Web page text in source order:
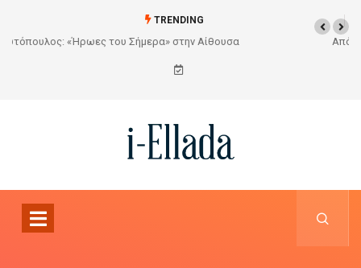
TRENDING
Από το Σχέδιο στην Πραγματικότητα